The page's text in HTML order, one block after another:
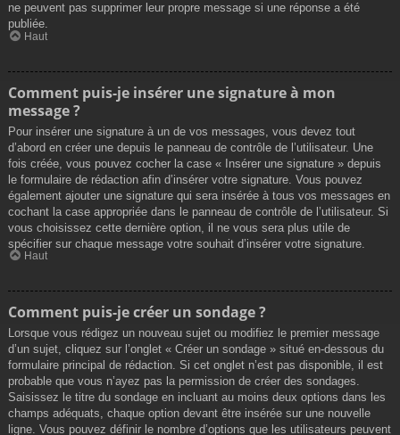
ne peuvent pas supprimer leur propre message si une réponse a été
publiée.
Haut
Comment puis-je insérer une signature à mon
message ?
Pour insérer une signature à un de vos messages, vous devez tout
d’abord en créer une depuis le panneau de contrôle de l’utilisateur. Une
fois créée, vous pouvez cocher la case « Insérer une signature » depuis
le formulaire de rédaction afin d’insérer votre signature. Vous pouvez
également ajouter une signature qui sera insérée à tous vos messages en
cochant la case appropriée dans le panneau de contrôle de l’utilisateur. Si
vous choisissez cette dernière option, il ne vous sera plus utile de
spécifier sur chaque message votre souhait d’insérer votre signature.
Haut
Comment puis-je créer un sondage ?
Lorsque vous rédigez un nouveau sujet ou modifiez le premier message
d’un sujet, cliquez sur l’onglet « Créer un sondage » situé en-dessous du
formulaire principal de rédaction. Si cet onglet n’est pas disponible, il est
probable que vous n’ayez pas la permission de créer des sondages.
Saisissez le titre du sondage en incluant au moins deux options dans les
champs adéquats, chaque option devant être insérée sur une nouvelle
ligne. Vous pouvez définir le nombre d’options que les utilisateurs peuvent